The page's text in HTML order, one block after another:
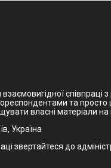
взаємовигідної співпраці
та просто
власні матеріали на
Україна
звертайтеся до